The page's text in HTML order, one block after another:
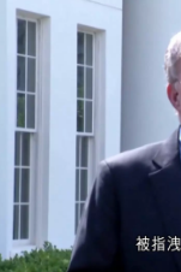
上只有一名機師，
治，主管部門正調查